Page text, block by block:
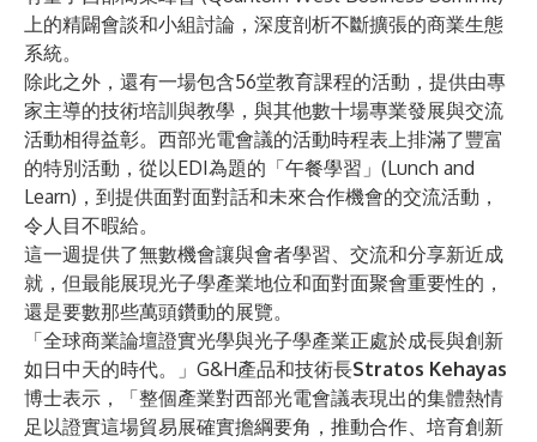
上的精闢會談和小組討論，深度剖析不斷擴張的商業生態
系統。
除此之外，還有一場包含56堂教育課程的活動，提供由專
家主導的技術培訓與教學，與其他數十場專業發展與交流
活動相得益彰。西部光電會議的活動時程表上排滿了豐富
的特別活動，從以EDI為題的「午餐學習」(Lunch and
Learn)，到提供面對面對話和未來合作機會的交流活動，
令人目不暇給。
這一週提供了無數機會讓與會者學習、交流和分享新近成
就，但最能展現光子學產業地位和面對面聚會重要性的，
還是要數那些萬頭鑽動的展覽。
「全球商業論壇證實光學與光子學產業正處於成長與創新
如日中天的時代。」G&H產品和技術長Stratos Kehayas
博士表示，「整個產業對西部光電會議表現出的集體熱情
足以證實這場貿易展確實擔綱要角，推動合作、培育創新